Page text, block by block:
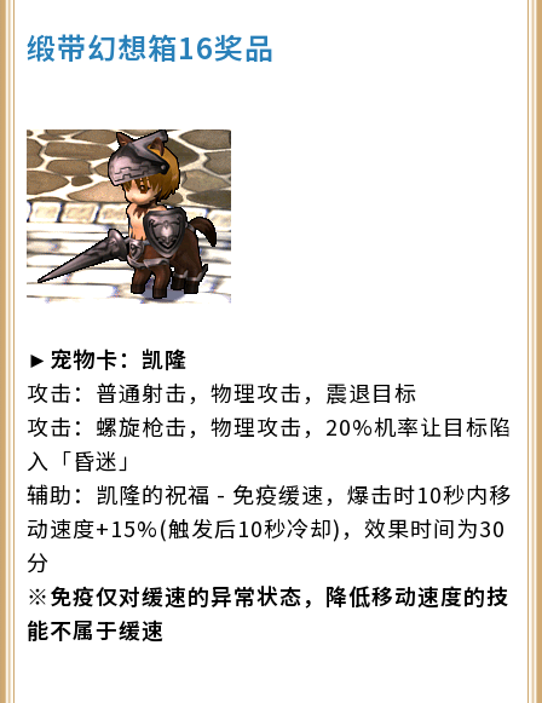
缎带幻想箱16奖品
►宠物卡：凯隆
攻击：普通射击，物理攻击，震退目标
攻击：螺旋枪击，物理攻击，20%机率让目标陷
入「昏迷」
辅助：凯隆的祝福 - 免疫缓速，爆击时10秒内移
动速度+15%(触发后10秒冷却)，效果时间为30
分
※免疫仅对缓速的异常状态，降低移动速度的技
能不属于缓速